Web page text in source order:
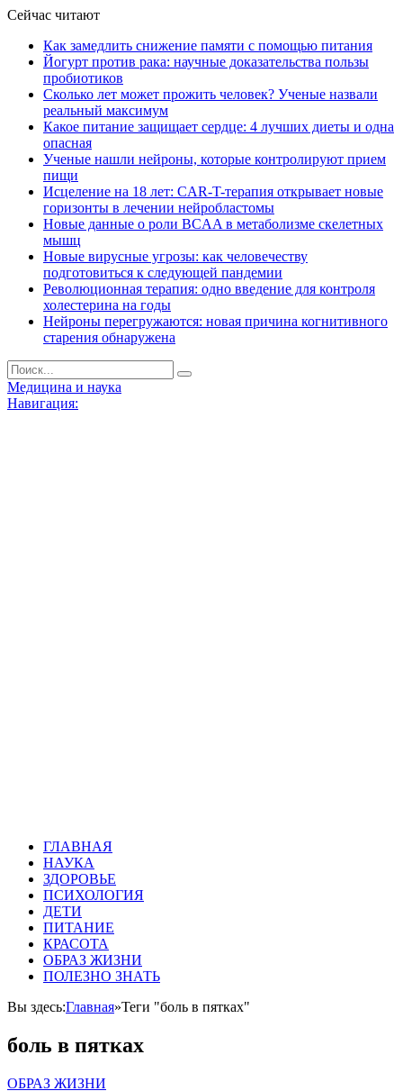
Сейчас читают
Как замедлить снижение памяти с помощью питания
Йогурт против рака: научные доказательства пользы
пробиотиков
Сколько лет может прожить человек? Ученые назвали
реальный максимум
Какое питание защищает сердце: 4 лучших диеты и одна
опасная
Ученые нашли нейроны, которые контролируют прием
пищи
Исцеление на 18 лет: CAR-T-терапия открывает новые
горизонты в лечении нейробластомы
Новые данные о роли BCAA в метаболизме скелетных
мышц
Новые вирусные угрозы: как человечеству
подготовиться к следующей пандемии
Революционная терапия: одно введение для контроля
холестерина на годы
Нейроны перегружаются: новая причина когнитивного
старения обнаружена
Медицина и наука
Навигация:
ГЛАВНАЯ
НАУКА
ЗДОРОВЬЕ
ПСИХОЛОГИЯ
ДЕТИ
ПИТАНИЕ
КРАСОТА
ОБРАЗ ЖИЗНИ
ПОЛЕЗНО ЗНАТЬ
Вы здесь:Главная»Теги "боль в пятках"
боль в пятках
ОБРАЗ ЖИЗНИ